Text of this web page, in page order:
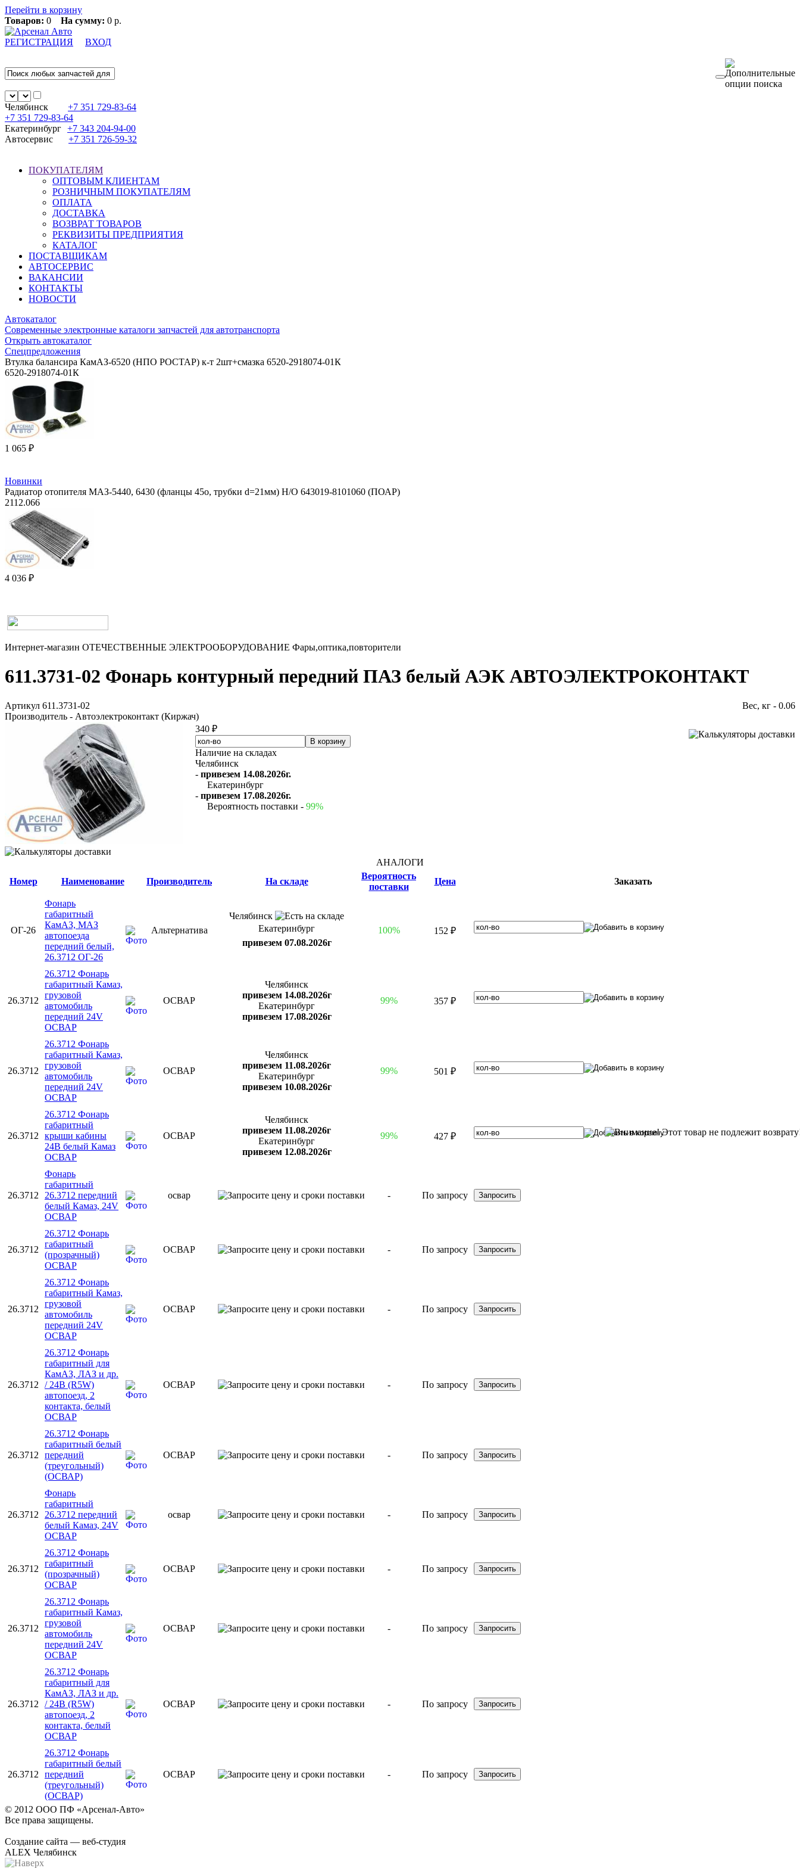
Перейти в корзину
Товаров: 0 На сумму: 0 р.
РЕГИСТРАЦИЯ ВХОД
Челябинск +7 351 729-83-64
+7 351 729-83-64
Екатеринбург +7 343 204-94-00
Автосервис
+7 351 726-59-32
ПОКУПАТЕЛЯМ
ОПТОВЫМ КЛИЕНТАМ
РОЗНИЧНЫМ ПОКУПАТЕЛЯМ
ОПЛАТА
ДОСТАВКА
ВОЗВРАТ ТОВАРОВ
РЕКВИЗИТЫ ПРЕДПРИЯТИЯ
КАТАЛОГ
ПОСТАВЩИКАМ
АВТОСЕРВИС
ВАКАНСИИ
КОНТАКТЫ
НОВОСТИ
Автокаталог
Современные электронные каталоги запчастей для автотранспорта
Открыть автокаталог
Спецпредложения
Втулка балансира КамАЗ-6520 (НПО РОСТАР) к-т 2шт+смазка 6520-2918074-01К
6520-2918074-01К
1 065 ₽
Новинки
Радиатор отопителя МАЗ-5440, 6430 (фланцы 45о, трубки d=21мм) Н/О 643019-8101060 (ПОАР)
2112.066
4 036 ₽
Интернет-магазин ОТЕЧЕСТВЕННЫЕ ЭЛЕКТРООБОРУДОВАНИЕ Фары,оптика,повторители
611.3731-02 Фонарь контурный передний ПАЗ белый АЭК АВТОЭЛЕКТРОКОНТАКТ
Артикул 611.3731-02
Производитель - Автоэлектроконтакт (Киржач)
Вес, кг - 0.06
340 ₽
Наличие на складах
Челябинск
- привезем 14.08.2026г.
Екатеринбург
- привезем 17.08.2026г.
Вероятность поставки - 99%
АНАЛОГИ
Номер
Наименование Производитель На складе
Вероятность
поставки
Цена Заказать
ОГ-26
Фонарь
габаритный
КамАЗ, МАЗ
автопоезда
передний белый,
26.3712 ОГ-26
Альтернатива
Челябинск
Екатеринбург
привезем 07.08.2026г
100% 152 ₽
26.3712
26.3712 Фонарь
габаритный Камаз,
грузовой
автомобиль
передний 24V
ОСВАР
ОСВАР
Челябинск
привезем 14.08.2026г
Екатеринбург
привезем 17.08.2026г
99% 357 ₽
26.3712
26.3712 Фонарь
габаритный Камаз,
грузовой
автомобиль
передний 24V
ОСВАР
ОСВАР
Челябинск
привезем 11.08.2026г
Екатеринбург
привезем 10.08.2026г
99% 501 ₽
26.3712
26.3712 Фонарь
габаритный
крыши кабины
24В белый Камаз
ОСВАР
ОСВАР
Челябинск
привезем 11.08.2026г
Екатеринбург
привезем 12.08.2026г
99% 427 ₽
26.3712
Фонарь
габаритный
26.3712 передний
белый Камаз, 24V
ОСВАР
освар - По запросу
26.3712
26.3712 Фонарь
габаритный
(прозрачный)
ОСВАР
ОСВАР - По запросу
26.3712
26.3712 Фонарь
габаритный Камаз,
грузовой
автомобиль
передний 24V
ОСВАР
ОСВАР - По запросу
26.3712
26.3712 Фонарь
габаритный для
КамАЗ, ЛАЗ и др.
/ 24В (R5W)
автопоезд, 2
контакта, белый
ОСВАР
ОСВАР - По запросу
26.3712
26.3712 Фонарь
габаритный белый
передний
(треугольный)
(ОСВАР)
ОСВАР - По запросу
26.3712
Фонарь
габаритный
26.3712 передний
белый Камаз, 24V
ОСВАР
освар - По запросу
26.3712
26.3712 Фонарь
габаритный
(прозрачный)
ОСВАР
ОСВАР - По запросу
26.3712
26.3712 Фонарь
габаритный Камаз,
грузовой
автомобиль
передний 24V
ОСВАР
ОСВАР - По запросу
26.3712
26.3712 Фонарь
габаритный для
КамАЗ, ЛАЗ и др.
/ 24В (R5W)
автопоезд, 2
контакта, белый
ОСВАР
ОСВАР - По запросу
26.3712
26.3712 Фонарь
габаритный белый
передний
(треугольный)
(ОСВАР)
ОСВАР - По запросу
© 2012 ООО ПФ «Арсенал-Авто»
Все права защищены.
Создание сайта — веб-студия
ALEX Челябинск